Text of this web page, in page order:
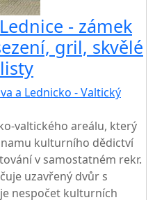
- zámek
gril, skvělé
a Lednicko - Valtický
valtického areálu, který
kulturního dědictví
v samostatném rekr.
uzavřený dvůr s
nespočet kulturních